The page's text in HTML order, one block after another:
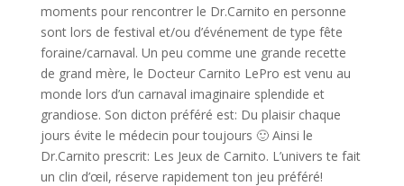
moments pour rencontrer le Dr.Carnito en personne
sont lors de festival et/ou d’événement de type fête
foraine/carnaval. Un peu comme une grande recette
de grand mère, le Docteur Carnito LePro est venu au
monde lors d’un carnaval imaginaire splendide et
grandiose. Son dicton préféré est: Du plaisir chaque
jours évite le médecin pour toujours 🙂 Ainsi le
Dr.Carnito prescrit: Les Jeux de Carnito. L’univers te fait
un clin d’œil, réserve rapidement ton jeu préféré!